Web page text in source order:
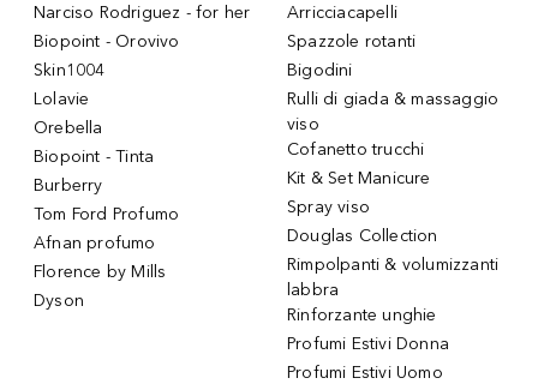
Narciso Rodriguez - for her
Biopoint - Orovivo
Skin1004
Lolavie
Orebella
Biopoint - Tinta
Burberry
Tom Ford Profumo
Afnan profumo
Florence by Mills
Dyson
Arricciacapelli
Spazzole rotanti
Bigodini
Rulli di giada & massaggio
viso
Cofanetto trucchi
Kit & Set Manicure
Spray viso
Douglas Collection
Rimpolpanti & volumizzanti
labbra
Rinforzante unghie
Profumi Estivi Donna
Profumi Estivi Uomo